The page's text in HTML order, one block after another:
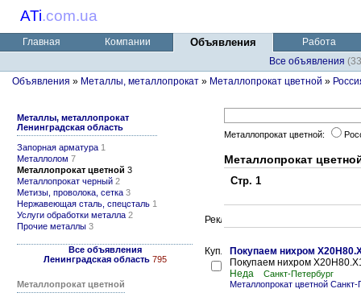
ATi.com.ua
Главная Компании Объявления
Работа
Все объявления
Объявления » Металлы, металлопрокат » Металлопрокат цветной »
Металлы, металлопрокат
Ленинградская область
Запорная арматура 1
Металлолом 7
Металлопрокат цветной 3
Металлопрокат черный 2
Метизы, проволока, сетка 3
Нержавеющая сталь, спецсталь 1
Услуги обработки металла 2
Прочие металлы 3
Все объявления
Ленинградская область 795
Металлопрокат цветной
Металлопрокат цветной:
Металлопрокат
Стр. 1
Покупаем нихром
Покупаем нихром
Неда
Санкт-Петербург
Металлопрокат цветной Санкт-